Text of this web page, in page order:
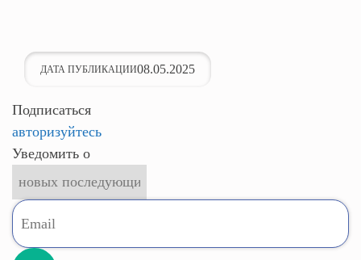
ДАТА ПУБЛИКАЦИИ08.05.2025
Подписаться
авторизуйтесь
Уведомить о